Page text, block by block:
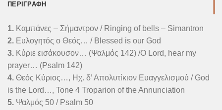
ΠΕΡΙΓΡΑΦΉ
1. Καμπάνες – Σήμαντρον / Ringing of bells – Simantron
2. Ευλογητός ο Θεός… / Blessed is our God
3. Κύριε εισάκουσον… (Ψαλμός 142) /O Lord, hear my
prayer… (Psalm 142)
4. Θεός Κύριος…, Ηχ. δ’ Απολυτίκιον Ευαγγελισμού / God
is the Lord…, Tone 4 Troparion of the Annunciation
5. Ψαλμός 50 / Psalm 50